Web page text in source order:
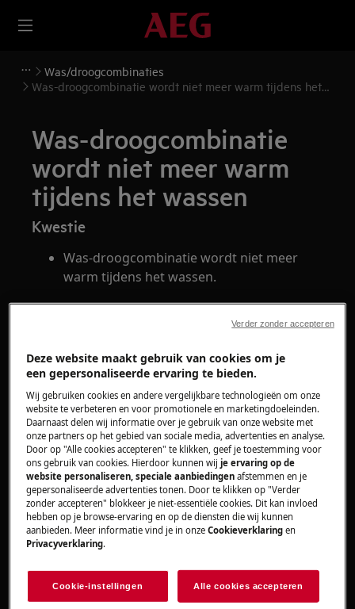
Was/droogcombinaties
Was-droogcombinatie wordt niet meer warm tijdens het
Was-droogcombinatie
wordt niet meer warm
tijdens het wassen
Kwestie
Was-droogcombinatie wordt niet meer
warm tijdens het wassen.
Oplossing
Gebruik geen koud wasprogramma of een
programma zonder temperatuur
instelling.
Neem contact op met onze servicedienst
voor een afspraak.
Wanneer de bovenstaande suggesties het
probleem niet hebben opgelost, adviseren wij
een bezoek van een technicus aan te vragen.
Deze website maakt gebruik van cookies om je
een gepersonaliseerde ervaring te bieden.
Wij gebruiken cookies en andere vergelijkbare technologieën om onze
website te verbeteren en voor promotionele en marketingdoeleinden.
Daarnaast delen wij informatie over je gebruik van onze website met
onze partners op het gebied van sociale media, advertenties en analyse.
Door op "Alle cookies accepteren" te klikken, geef je toestemming voor
ons gebruik van cookies. Hierdoor kunnen wijje ervaring op de
website personaliseren, speciale aanbiedingen afstemmen en je
gepersonaliseerde advertenties tonen. Door te klikken op "Verder
zonder accepteren" blokkeer je niet-essentiële cookies. Dit kan invloed
hebben op je browse-ervaring en op de diensten die wij kunnen
aanbieden. Meer informatie vind je in onzeCookieverklaring en
Privacyverklaring.
Cookie-instellingen Alle cookies accepteren
Verder zonder accepteren